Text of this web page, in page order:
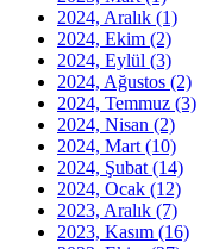
2024, Aralık (1)
2024, Ekim (2)
2024, Eylül (3)
2024, Ağustos (2)
2024, Temmuz (3)
2024, Nisan (2)
2024, Mart (10)
2024, Şubat (14)
2024, Ocak (12)
2023, Aralık (7)
2023, Kasım (16)